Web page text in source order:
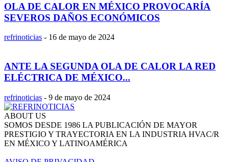
OLA DE CALOR EN MÉXICO PROVOCARÍA
SEVEROS DAÑOS ECONÓMICOS
refrinoticias - 16 de mayo de 2024
ANTE LA SEGUNDA OLA DE CALOR LA RED
ELÉCTRICA DE MÉXICO...
refrinoticias - 9 de mayo de 2024
ABOUT US
SOMOS DESDE 1986 LA PUBLICACIÓN DE MAYOR
PRESTIGIO Y TRAYECTORIA EN LA INDUSTRIA HVAC/R
EN MÉXICO Y LATINOAMÉRICA